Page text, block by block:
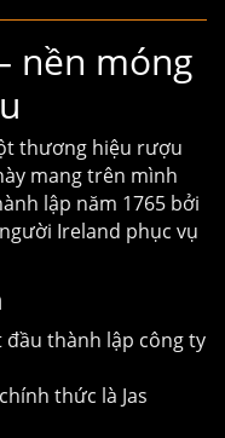
nền móng
thương hiệu rượu
mang trên mình
lập năm 1765 bởi
Ireland phục vụ
đầu thành lập công ty
thức là Jas